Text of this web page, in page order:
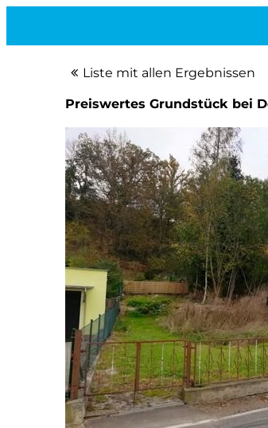
Liste mit allen Ergebnissen
Preiswertes Grundstück bei